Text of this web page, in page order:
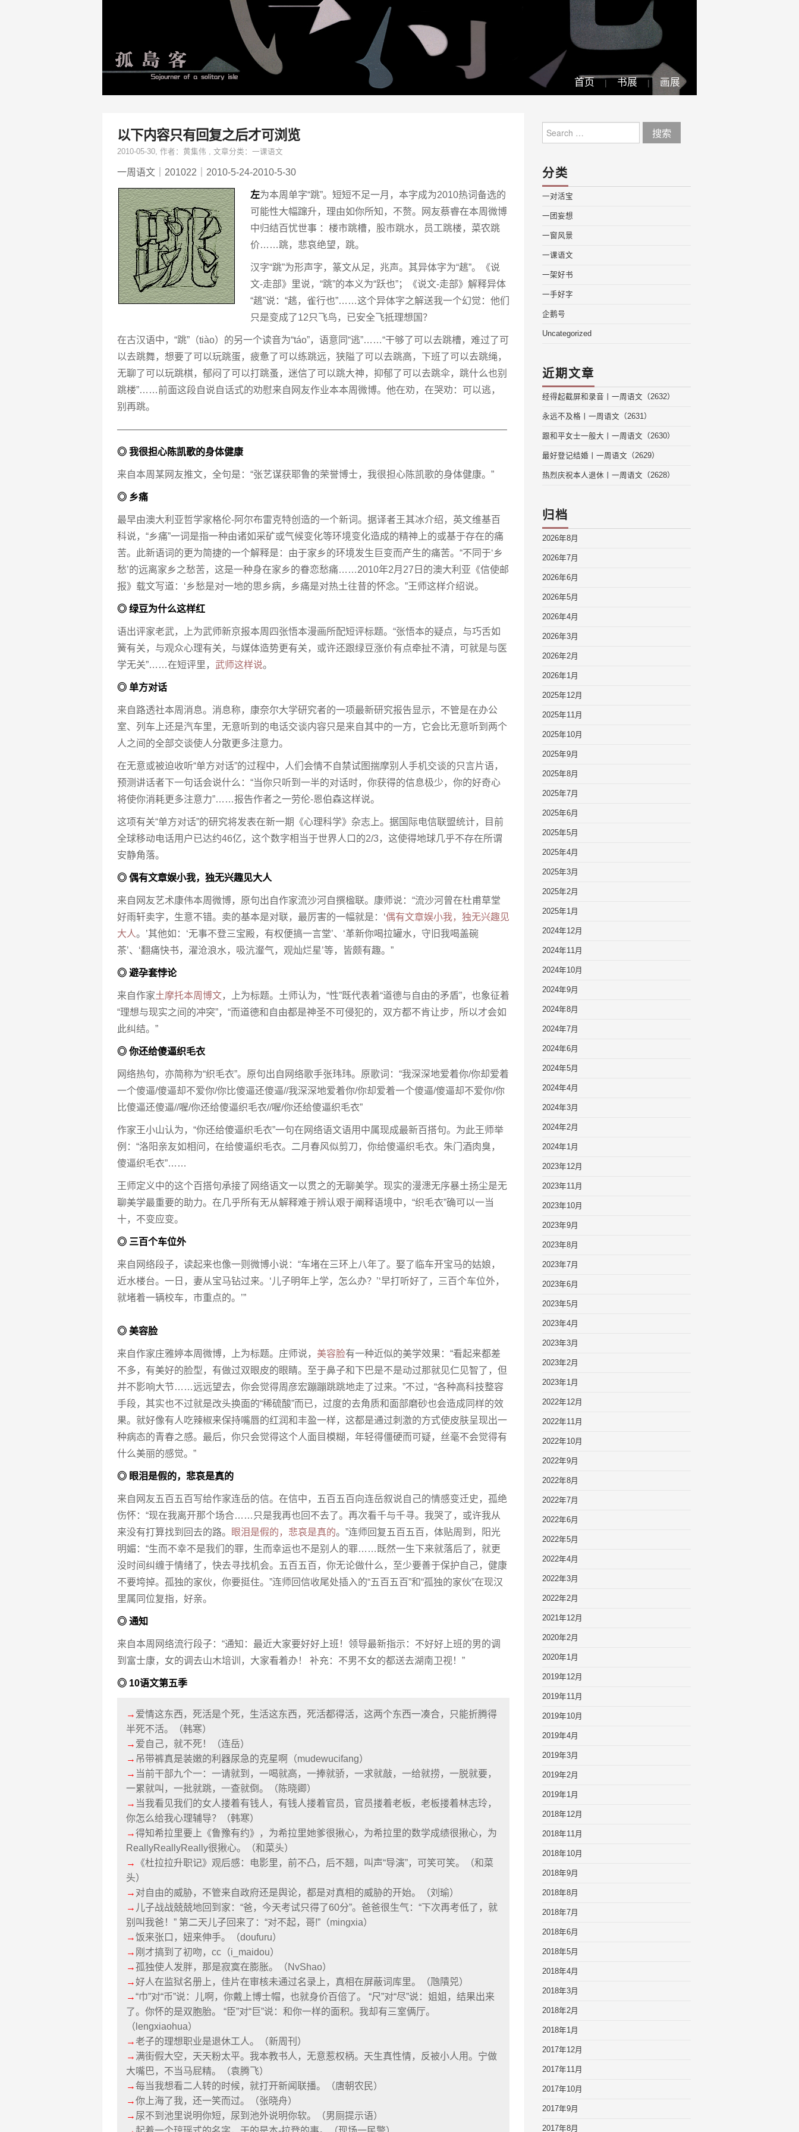
首页 书展 画展
以下内容只有回复之后才可浏览
2010-05-30, 作者： 黄集伟 , 文章分类： 一课语文
一周语文｜201022｜2010-5-24-2010-5-30
左为本周单字“跳”。短短不足一月，本字成为2010热词备选的
可能性大幅蹿升，理由如你所知，不赘。网友蔡睿在本周微博
中归结百忧世事 ：楼市跳槽，股市跳水，员工跳楼，菜农跳
价……跳，悲哀绝望，跳。
汉字“跳”为形声字，篆文从足，兆声。其异体字为“趒”。《说
文-走部》里说，“跳”的本义为“跃也”；《说文-走部》解释异体
“趒”说：“趒，雀行也”……这个异体字之解送我一个幻觉：他们
只是变成了12只飞鸟，已安全飞抵理想国？
在古汉语中，“跳”（tiào）的另一个读音为“táo”，语意同“逃”……“干够了可以去跳槽，难过了可
以去跳舞，想要了可以玩跳蛋，疲惫了可以练跳远，狭隘了可以去跳高，下班了可以去跳绳，
无聊了可以玩跳棋，郁闷了可以打跳蚤，迷信了可以跳大神，抑郁了可以去跳伞，跳什么也别
跳楼”……前面这段自说自话式的劝慰来自网友作业本本周微博。他在劝，在哭劝：可以逃，
别再跳。
—————————————————————————————————————————
◎ 我很担心陈凯歌的身体健康
来自本周某网友推文，全句是：“张艺谋获耶鲁的荣誉博士，我很担心陈凯歌的身体健康。”
◎ 乡痛
最早由澳大利亚哲学家格伦-阿尔布雷克特创造的一个新词。据译者王其冰介绍，英文维基百
科说，“乡痛”一词是指一种由诸如采矿或气候变化等环境变化造成的精神上的或基于存在的痛
苦。此新语词的更为简捷的一个解释是：由于家乡的环境发生巨变而产生的痛苦。“不同于‘乡
愁’的远离家乡之愁苦，这是一种身在家乡的眷恋愁痛……2010年2月27日的澳大利亚《信使邮
报》载文写道：‘乡愁是对一地的思乡病，乡痛是对热土往昔的怀念。”王师这样介绍说。
◎ 绿豆为什么这样红
语出评家老武，上为武师新京报本周四张悟本漫画所配短评标题。“张悟本的疑点，与巧舌如
簧有关，与观众心理有关，与媒体造势更有关，或许还跟绿豆涨价有点牵扯不清，可就是与医
学无关”……在短评里， 武师这样说。
◎ 单方对话
来自路透社本周消息。消息称，康奈尔大学研究者的一项最新研究报告显示，不管是在办公
室、列车上还是汽车里，无意听到的电话交谈内容只是来自其中的一方，它会比无意听到两个
人之间的全部交谈使人分散更多注意力。
在无意或被迫收听“单方对话”的过程中，人们会情不自禁试图揣摩别人手机交谈的只言片语，
预测讲话者下一句话会说什么：“当你只听到一半的对话时，你获得的信息极少，你的好奇心
将使你消耗更多注意力”……报告作者之一劳伦-恩伯森这样说。
这项有关“单方对话”的研究将发表在新一期《心理科学》杂志上。据国际电信联盟统计，目前
全球移动电话用户已达约46亿，这个数字相当于世界人口的2/3，这使得地球几乎不存在所谓
安静角落。
◎ 偶有文章娱小我，独无兴趣见大人
来自网友艺术康伟本周微博，原句出自作家流沙河自撰楹联。康师说：“流沙河曾在杜甫草堂
好雨轩卖字，生意不错。卖的基本是对联，最厉害的一幅就是：‘偶有文章娱小我，独无兴趣见
大人。’其他如：‘无事不登三宝殿，有权便搞一言堂’、‘革新你喝拉罐水，守旧我喝盖碗
茶’、‘翻痛快书，濯沧浪水，吸沆瀣气，观灿烂星’等，皆颇有趣。”
◎ 避孕套悖论
来自作家土摩托本周博文，上为标题。土师认为，“性”既代表着“道德与自由的矛盾”，也象征着
“理想与现实之间的冲突”，“而道德和自由都是神圣不可侵犯的，双方都不肯让步，所以才会如
此纠结。”
◎ 你还给傻逼织毛衣
网络热句，亦简称为“织毛衣”。原句出自网络歌手张玮玮。原歌词：“我深深地爱着你/你却爱着
一个傻逼/傻逼却不爱你/你比傻逼还傻逼//我深深地爱着你/你却爱着一个傻逼/傻逼却不爱你/你
比傻逼还傻逼//喔/你还给傻逼织毛衣//喔/你还给傻逼织毛衣”
作家王小山认为，“你还给傻逼织毛衣”一句在网络语文语用中属现成最新百搭句。为此王师举
例：“洛阳亲友如相问，在给傻逼织毛衣。二月春风似剪刀，你给傻逼织毛衣。朱门酒肉臭，
傻逼织毛衣”……
王师定义中的这个百搭句承接了网络语文一以贯之的无聊美学。现实的漫漶无序暴土扬尘是无
聊美学最重要的助力。在几乎所有无从解释难于辨认艰于阐释语境中，“织毛衣”确可以一当
十，不变应变。
◎ 三百个车位外
来自网络段子，读起来也像一则微博小说：“车堵在三环上八年了。娶了临车开宝马的姑娘，
近水楼台。一日，妻从宝马钻过来。‘儿子明年上学，怎么办？’‘早打听好了，三百个车位外，
就堵着一辆校车，市重点的。’”
◎ 美容脸
来自作家庄雅婷本周微博，上为标题。庄师说， 美容脸有一种近似的美学效果：“看起来都差
不多，有美好的脸型，有做过双眼皮的眼睛。至于鼻子和下巴是不是动过那就见仁见智了，但
并不影响大节……远远望去，你会觉得周彦宏蹦蹦跳跳地走了过来。”不过，“各种高科技整容
手段，其实也不过就是改头换面的“稀硫酸”而已，过度的去角质和面部磨砂也会造成同样的效
果。就好像有人吃辣椒来保持嘴唇的红润和丰盈一样，这都是通过刺激的方式使皮肤呈现出一
种病态的青春之感。最后，你只会觉得这个人面目模糊，年轻得僵硬而可疑，丝毫不会觉得有
什么美丽的感觉。”
◎ 眼泪是假的，悲哀是真的
来自网友五百五百写给作家连岳的信。在信中，五百五百向连岳叙说自己的情感变迁史，孤绝
伤怀：“现在我离开那个场合……只是我再也回不去了。再次看千与千寻。我哭了，或许我从
来没有打算找到回去的路。
眼泪是假的，悲哀是真的。”连师回复五百五百，体贴周到，阳光
明媚：“生而不幸不是我们的罪，生而幸运也不是别人的罪……既然一生下来就落后了，就更
没时间纠缠于情绪了，快去寻找机会。五百五百，你无论做什么，至少要善于保护自己，健康
不要垮掉。孤独的家伙，你要挺住。”连师回信收尾处插入的“五百五百”和“孤独的家伙”在现汉
里属同位复指，好亲。
◎ 通知
来自本周网络流行段子：“通知：最近大家要好好上班！领导最新指示：不好好上班的男的调
到富士康，女的调去山木培训，大家看着办！ 补充：不男不女的都送去湖南卫视！”
◎ 10语文第五季
→ 爱情这东西，死活是个死，生活这东西，死活都得活，这两个东西一凑合，只能折腾得
半死不活。（韩寒）
→ 爱自己，就不死！（连岳）
→ 吊带裤真是装嫩的利器尿急的克星啊（mudewucifang）
→ 当前干部九个一：一请就到，一喝就高，一捧就骄，一求就敲，一给就捞，一脱就要，
一累就叫，一批就跳， 一查就倒。（陈晓卿）
→ 当我看见我们的女人搂着有钱人，有钱人搂着官员，官员搂着老板，老板搂着林志玲，
你怎么给我心理辅导？（韩寒）
→得知希拉里要上《鲁豫有约》，为希拉里她爹很揪心，为希拉里的数学成绩很揪心，为
ReallyReallyReally很揪心。（和菜头）
→
《杜拉拉升职记》观后感：电影里，前不凸，后不翘，叫声“导演”，可笑可笑。（和菜
头）
→ 对自由的威胁，不管来自政府还是舆论，都是对真相的威胁的开始。（刘瑜）
→ 儿子战战兢兢地回到家：“爸，今天考试只得了60分”。爸爸很生气：“下次再考低了，就
别叫我爸！” 第二天儿子回来了：“对不起，哥!”（mingxia）
→饭来张口，妞来伸手。（doufuru）
→ 刚才搞到了初吻，cc（i_maidou）
→孤独使人发胖，那是寂寞在膨胀。（NvShao）
→好人在监狱名册上，佳片在审核未通过名录上，真相在屏蔽词库里。（虺隤兕）
→“巾”对“币”说：儿啊，你戴上博士帽，也就身价百倍了。 “尺”对“尽”说：姐姐，结果出来
了。你怀的是双胞胎。 “臣”对“巨”说：和你一样的面积。我却有三室俩厅。
（lengxiaohua）
→ 老子的理想职业是退休工人。（新周刊）
→ 满街假大空，天天粉太平。我本教书人，无意惹权柄。天生真性情，反被小人用。宁做
大嘴巴，不当马屁精。（袁腾飞）
→每当我想看二人转的时候，就打开新闻联播。（唐朝农民）
→你上海了我，还一笑而过。（张晓舟）
→ 尿不到池里说明你短，尿到池外说明你软。（男厕提示语）
for:
分类
一对活宝
一团妄想
一窗风景
一课语文
一架好书
一手好字
企鹅号
Uncategorized
近期文章
经得起截屏和录音丨一周语文（2632）
永远不及格丨一周语文（2631）
跟和平女士一般大丨一周语文（2630）
最好登记结婚丨一周语文（2629）
热烈庆祝本人退休丨一周语文（2628）
归档
2026年8月
2026年7月
2026年6月
2026年5月
2026年4月
2026年3月
2026年2月
2026年1月
2025年12月
2025年11月
2025年10月
2025年9月
2025年8月
2025年7月
2025年6月
2025年5月
2025年4月
2025年3月
2025年2月
2025年1月
2024年12月
2024年11月
2024年10月
2024年9月
2024年8月
2024年7月
2024年6月
2024年5月
2024年4月
2024年3月
2024年2月
2024年1月
2023年12月
2023年11月
2023年10月
2023年9月
2023年8月
2023年7月
2023年6月
2023年5月
2023年4月
2023年3月
2023年2月
2023年1月
2022年12月
2022年11月
2022年10月
2022年9月
2022年8月
2022年7月
2022年6月
2022年5月
2022年4月
2022年3月
2022年2月
2021年12月
2020年2月
2020年1月
2019年12月
2019年11月
2019年10月
2019年4月
2019年3月
2019年2月
2019年1月
2018年12月
2018年11月
2018年10月
2018年9月
2018年8月
2018年7月
2018年6月
2018年5月
2018年4月
2018年3月
2018年2月
2018年1月
2017年12月
2017年11月
2017年10月
2017年9月
2017年8月